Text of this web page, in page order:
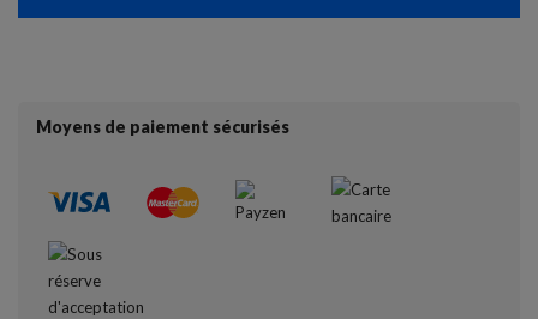
Moyens de paiement sécurisés